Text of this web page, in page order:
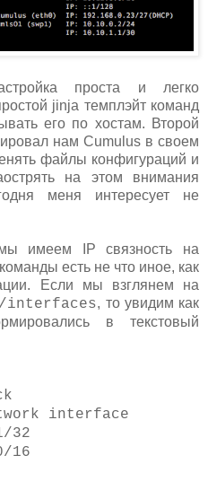
проста и легко
jinja темплэйт команд
его по хостам. Второй
нам Cumulus в своем
файлы конфигураций и
на этом внимания
меня интересует не
имеем IP связность на
есть не что иное, как
Если мы взглянем на
interfaces, то увидим как
в текстовый
interface
32
16